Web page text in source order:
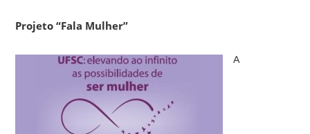
Projeto “Fala Mulher”
A